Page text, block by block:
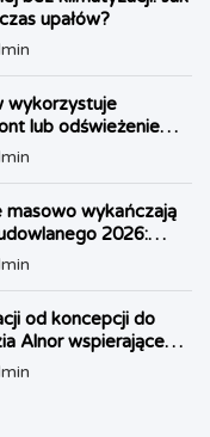
upałów?
wykorzystuje
lub odświeżenie
masowo wykańczają
2026:
od koncepcji do
Alnor wspierające